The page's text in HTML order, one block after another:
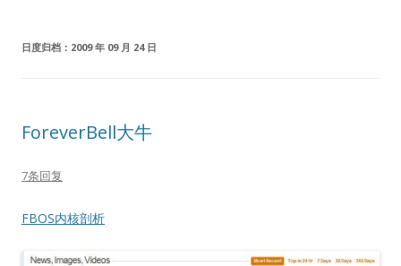
日度归档： 2009 年 09 月 24 日
ForeverBell大牛
7条回复
FBOS内核剖析